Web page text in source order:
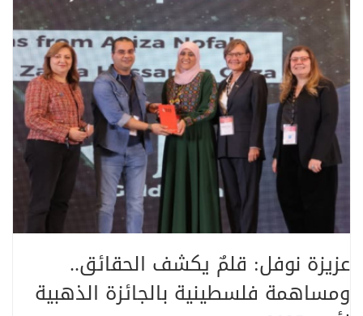
عزيزة نوفل: قلمٌ يكشف الحقائق..
ومساهمة فلسطينية بالجائزة الذهبية